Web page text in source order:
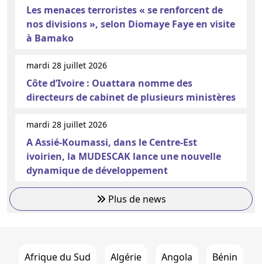
Les menaces terroristes « se renforcent de
nos divisions », selon Diomaye Faye en visite
à Bamako
mardi 28 juillet 2026
Côte d’Ivoire : Ouattara nomme des
directeurs de cabinet de plusieurs ministères
mardi 28 juillet 2026
A Assié-Koumassi, dans le Centre-Est
ivoirien, la MUDESCAK lance une nouvelle
dynamique de développement
Plus de news
Afrique du Sud Algérie Angola Bénin